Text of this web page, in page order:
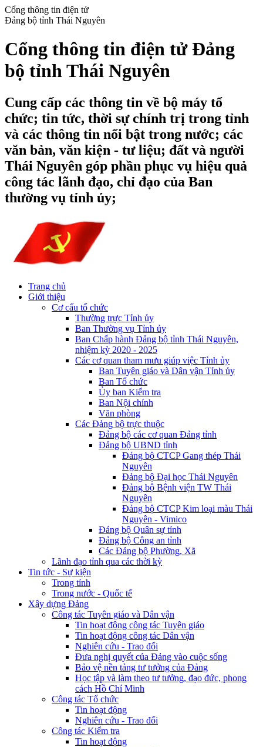
Cổng thông tin điện tử
Đảng bộ tỉnh Thái Nguyên
Cổng thông tin điện tử Đảng
bộ tỉnh Thái Nguyên
Cung cấp các thông tin về bộ máy tổ
chức; tin tức, thời sự chính trị trong tỉnh
và các thông tin nổi bật trong nước; các
văn bản, văn kiện - tư liệu; đất và người
Thái Nguyên góp phần phục vụ hiệu quả
công tác lãnh đạo, chỉ đạo của Ban
thường vụ tỉnh ủy;
Trang chủ
Giới thiệu
Cơ cấu tổ chức
Thường trực Tỉnh ủy
Ban Thường vụ Tỉnh ủy
Ban Chấp hành Đảng bộ tỉnh Thái Nguyên,
nhiệm kỳ 2020 - 2025
Các cơ quan tham mưu giúp việc Tỉnh ủy
Ban Tuyên giáo và Dân vận Tỉnh ủy
Ban Tổ chức
Ủy ban Kiểm tra
Ban Nội chính
Văn phòng
Các Đảng bộ trực thuộc
Đảng bộ các cơ quan Đảng tỉnh
Đảng bộ UBND tỉnh
Đảng bộ CTCP Gang thép Thái
Nguyên
Đảng bộ Đại học Thái Nguyên
Đảng bộ Bệnh viện TW Thái
Nguyên
Đảng bộ CTCP Kim loại màu Thái
Nguyên - Vimico
Đảng bộ Quân sự tỉnh
Đảng bộ Công an tỉnh
Các Đảng bộ Phường, Xã
Lãnh đạo tỉnh qua các thời kỳ
Tin tức - Sự kiện
Trong tỉnh
Trong nước - Quốc tế
Xây dựng Đảng
Công tác Tuyên giáo và Dân vận
Tin hoạt động công tác Tuyên giáo
Tin hoạt động công tác Dân vận
Nghiên cứu - Trao đổi
Đưa nghị quyết của Đảng vào cuộc sống
Bảo vệ nền tảng tư tưởng của Đảng
Học tập và làm theo tư tưởng, đạo đức, phong
cách Hồ Chí Minh
Công tác Tổ chức
Tin hoạt động
Nghiên cứu - Trao đổi
Công tác Kiểm tra
Tin hoạt động